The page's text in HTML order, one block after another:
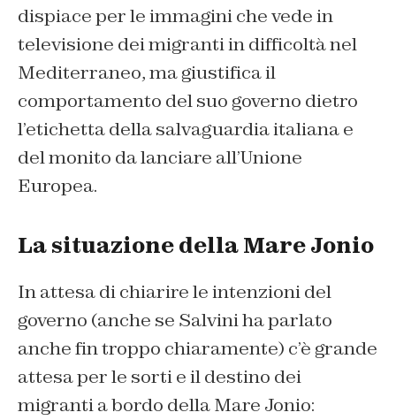
dispiace per le immagini che vede in
televisione dei migranti in difficoltà nel
Mediterraneo, ma giustifica il
comportamento del suo governo dietro
l’etichetta della salvaguardia italiana e
del monito da lanciare all’Unione
Europea.
La situazione della Mare Jonio
In attesa di chiarire le intenzioni del
governo (anche se Salvini ha parlato
anche fin troppo chiaramente) c’è grande
attesa per le sorti e il destino dei
migranti a bordo della Mare Jonio: